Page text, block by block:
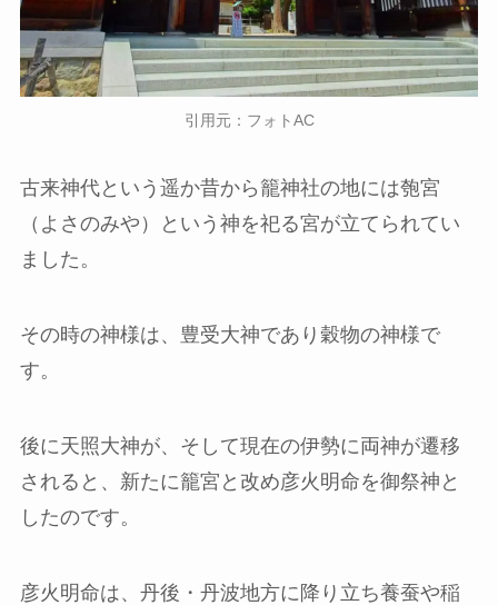
引用元：フォトAC
古来神代という遥か昔から籠神社の地には匏宮
（よさのみや）という神を祀る宮が立てられてい
ました。
その時の神様は、豊受大神であり穀物の神様で
す。
後に天照大神が、そして現在の伊勢に両神が遷移
されると、新たに籠宮と改め彦火明命を御祭神と
したのです。
彦火明命は、丹後・丹波地方に降り立ち養蚕や稲